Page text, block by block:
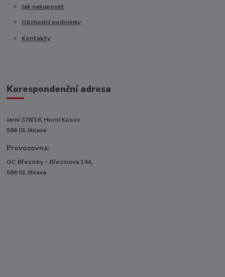
Jak nakupovat
Obchodní podmínky
Kontakty
Korespondenční adresa
Jarní 378/18, Horní Kosov
586 01 Jihlava
Provozovna:
OC Březinky - Březinova 144,
586 01 Jihlava